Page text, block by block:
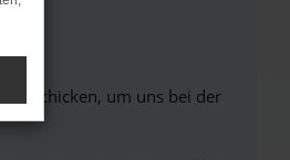
schicken, um uns bei der